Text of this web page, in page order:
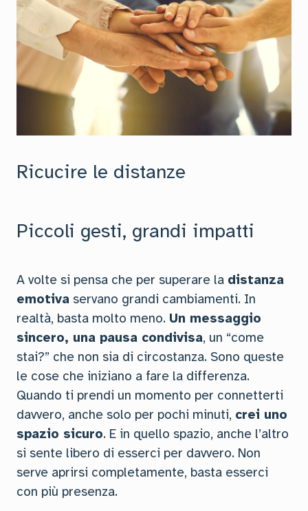
Ricucire le distanze
Piccoli gesti, grandi impatti
A volte si pensa che per superare la distanza
emotiva servano grandi cambiamenti. In
realtà, basta molto meno. Un messaggio
sincero, una pausa condivisa, un “come
stai?” che non sia di circostanza. Sono queste
le cose che iniziano a fare la differenza.
Quando ti prendi un momento per connetterti
davvero, anche solo per pochi minuti, crei uno
spazio sicuro. E in quello spazio, anche l’altro
si sente libero di esserci per davvero. Non
serve aprirsi completamente, basta esserci
con più presenza.